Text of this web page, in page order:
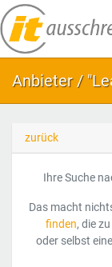
Anbieter /
zurück
Ihre Suche
Das macht
finden, die
oder selbst eine